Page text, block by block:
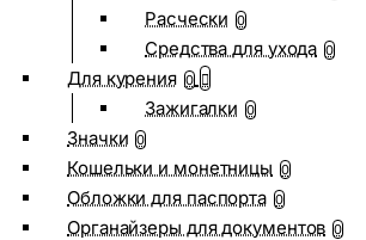
Расчески 0
Средства для ухода 0
Для курения 0
Зажигалки 0
Значки 0
Кошельки и монетницы 0
Обложки для паспорта 0
Органайзеры для документов 0